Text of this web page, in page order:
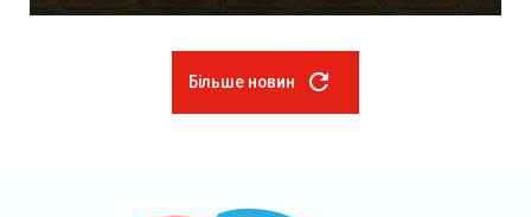
Більше новин